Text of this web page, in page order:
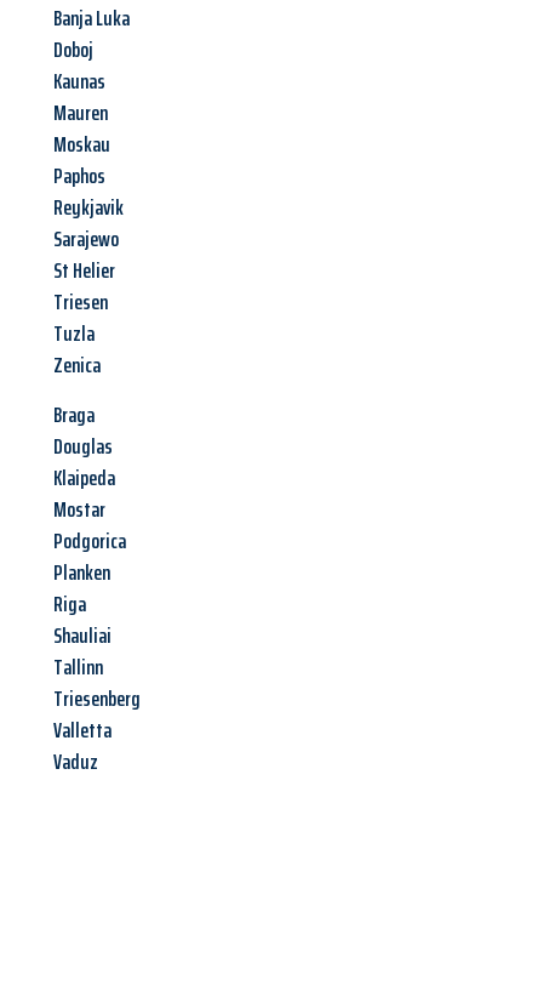
Banja Luka
Doboj
Kaunas
Mauren
Moskau
Paphos
Reykjavik
Sarajewo
St Helier
Triesen
Tuzla
Zenica
Braga
Douglas
Klaipeda
Mostar
Podgorica
Planken
Riga
Shauliai
Tallinn
Triesenberg
Valletta
Vaduz